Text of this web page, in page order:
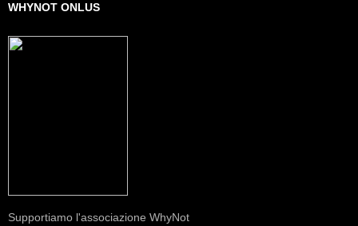
WHYNOT ONLUS
Supportiamo l'associazione WhyNot